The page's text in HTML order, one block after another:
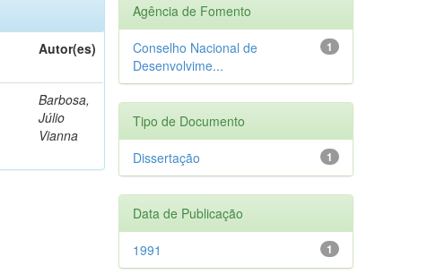
Autor(es)
Barbosa,
Júlio
Vianna
Agência de Fomento
1
Conselho Nacional de
Desenvolvime...
Tipo de Documento
1
Dissertação
Data de Publicação
1
1991